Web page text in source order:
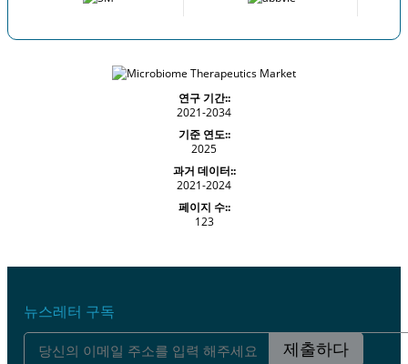
연구 기간::
2021-2034
기준 연도::
2025
과거 데이터::
2021-2024
페이지 수::
123
뉴스레터 구독
제출하다